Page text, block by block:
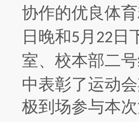
协作的优良体
日晚和5 月 22 日
室、校本部二
中表彰了运动
极到场参与本次